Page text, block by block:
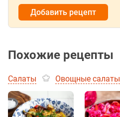
Добавить рецепт
Похожие рецепты
Салаты Овощные салаты